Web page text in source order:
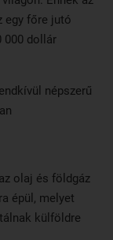
a
is egy
egy főre jutó
000 dollár
népszerű
olaj és földgáz
épül, melyet
külföldre